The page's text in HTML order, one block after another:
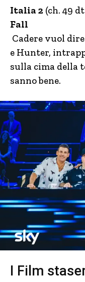
Italia 2 (ch. 49
Fall
Cadere vuol
e Hunter,
sulla cima della
sanno bene.
I Film